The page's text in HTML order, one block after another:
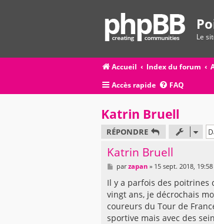
Le
Accueil Index du forum
Accès rapide
FAQ
Katrin Bruell
RÉPONDRE
Katrin Bruell
M
e
s
s
a
g
e
parzapan» 15 sept. 2018, 19:58
Il y a parfois des poitrines
vingt ans, je décrochais
coureurs du Tour de
sportive mais avec des